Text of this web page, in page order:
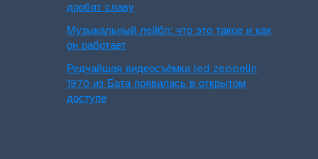
дробят славу
Музыкальный лейбл: что это такое и как
он работает
Редчайшая видеосъёмка led zeppelin
1970 из Бата появилась в открытом
доступе